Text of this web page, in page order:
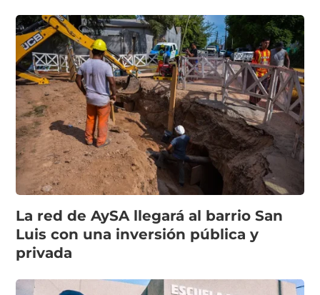
La red de AySA llegará al barrio San
Luis con una inversión pública y
privada